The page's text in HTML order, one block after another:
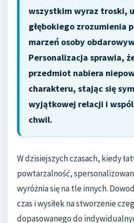
wszystkim wyraz troski,
głębokiego zrozumienia
marzeń osoby
Personalizacja sprawia,
przedmiot nabiera
charakteru, stając się
wyjątkowej relacji i
chwil.
W dzisiejszych czasach, kiedy
powtarzalność,
wyróżnia się na tle innych.
czas i wysiłek na stworzenie
dopasowanego do